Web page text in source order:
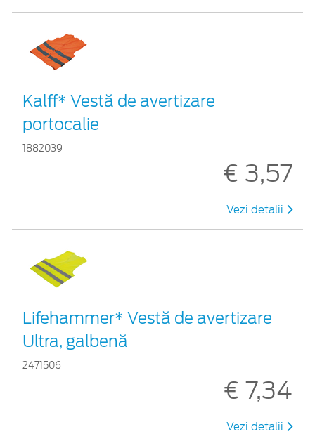
Kalff* Vestă de avertizare
portocalie
1882039
€ 3,57
Vezi detalii
Lifehammer* Vestă de avertizare
Ultra, galbenă
2471506
€ 7,34
Vezi detalii